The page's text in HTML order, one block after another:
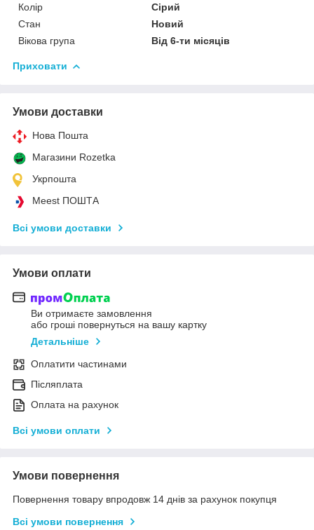
Колір
Сірий
Стан
Новий
Вікова група
Від 6-ти місяців
Приховати
Умови доставки
Нова Пошта
Магазини Rozetka
Укрпошта
Meest ПОШТА
Всі умови доставки
Умови оплати
Ви отримаєте замовлення
або гроші повернуться на вашу картку
Детальніше
Оплатити частинами
Післяплата
Оплата на рахунок
Всі умови оплати
Умови повернення
Повернення товару впродовж 14 днів за рахунок покупця
Всі умови повернення